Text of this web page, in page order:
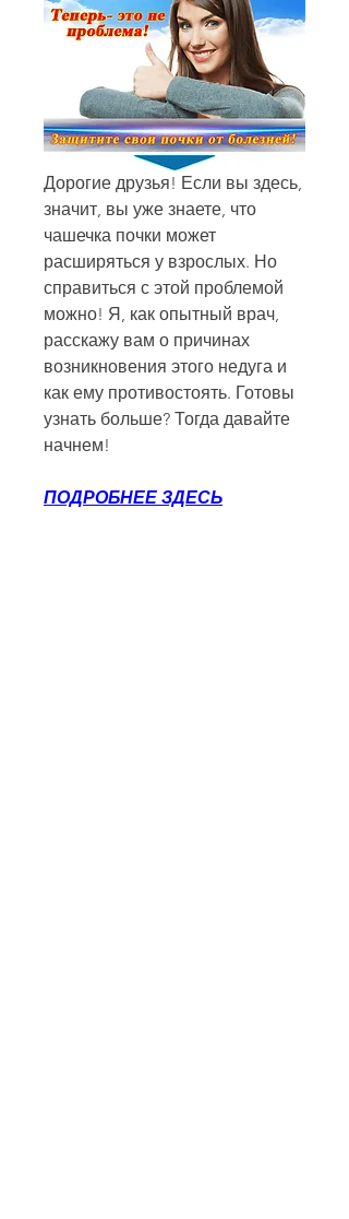
Дорогие друзья! Если вы здесь,
значит, вы уже знаете, что
чашечка почки может
расширяться у взрослых. Но
справиться с этой проблемой
можно! Я, как опытный врач,
расскажу вам о причинах
возникновения этого недуга и
как ему противостоять. Готовы
узнать больше? Тогда давайте
начнем!
ПОДРОБНЕЕ ЗДЕСЬ